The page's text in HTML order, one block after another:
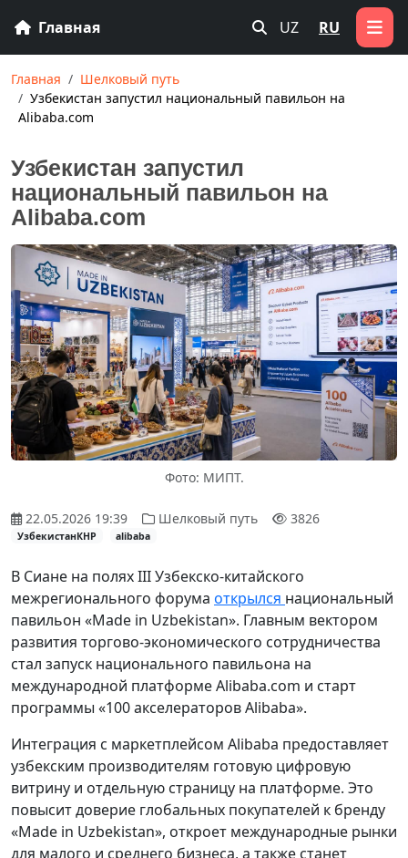
Главная UZ RU
Главная
Шелковый путь
Узбекистан запустил национальный павильон на
Alibaba.com
Узбекистан запустил
национальный павильон на
Alibaba.com
Фото: МИПТ.
22.05.2026 19:39 Шелковый путь 3826
УзбекистанКНР alibaba
В Сиане на полях III Узбекско-китайского
межрегионального форума открылся национальный
павильон «Made in Uzbekistan». Главным вектором
развития торгово-экономического сотрудничества
стал запуск национального павильона на
международной платформе Alibaba.com и старт
программы «100 акселераторов Alibaba».
Интеграция с маркетплейсом Alibaba предоставляет
узбекским производителям готовую цифровую
витрину и отдельную страницу на платформе. Это
повысит доверие глобальных покупателей к бренду
«Made in Uzbekistan», откроет международные рынки
для малого и среднего бизнеса, а также станет